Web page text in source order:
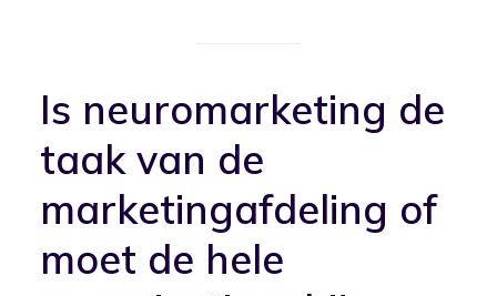
Is neuromarketing de
taak van de
marketingafdeling of
moet de hele